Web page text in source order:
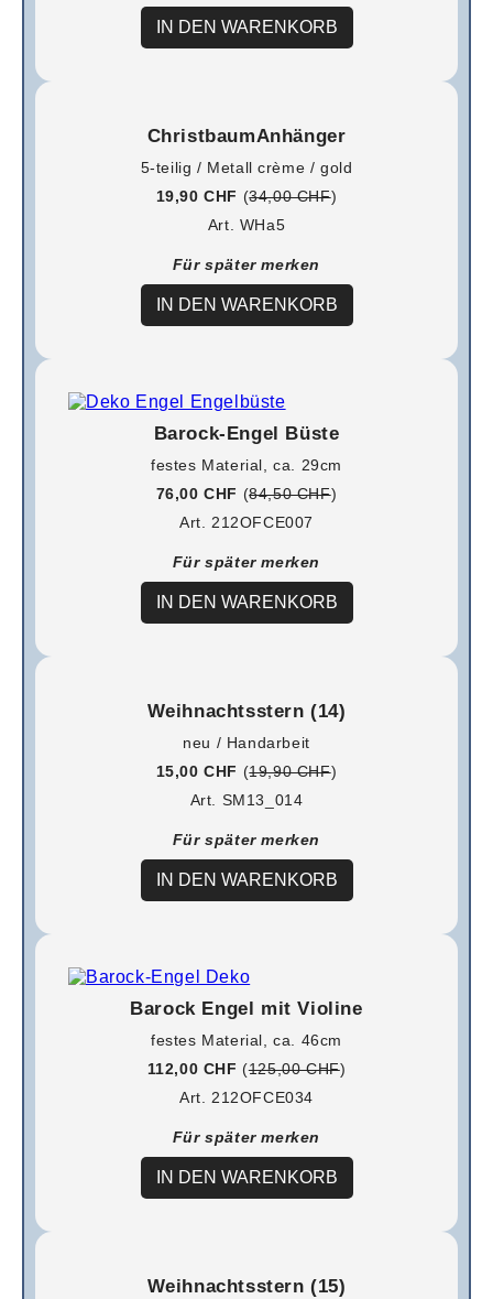
IN DEN WARENKORB
ChristbaumAnhänger
5-teilig / Metall crème / gold
19,90 CHF (34,00 CHF)
Art. WHa5
Für später merken
IN DEN WARENKORB
Barock-Engel Büste
festes Material, ca. 29cm
76,00 CHF (84,50 CHF)
Art. 212OFCE007
Für später merken
IN DEN WARENKORB
Weihnachtsstern (14)
neu / Handarbeit
15,00 CHF (19,90 CHF)
Art. SM13_014
Für später merken
IN DEN WARENKORB
Barock Engel mit Violine
festes Material, ca. 46cm
112,00 CHF (125,00 CHF)
Art. 212OFCE034
Für später merken
IN DEN WARENKORB
Weihnachtsstern (15)